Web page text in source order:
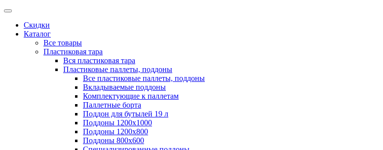
Скидки
Каталог
Все товары
Пластиковая тара
Вся пластиковая тара
Пластиковые паллеты, поддоны
Все пластиковые паллеты, поддоны
Вкладываемые поддоны
Комплектующие к паллетам
Паллетные борта
Поддон для бутылей 19 л
Поддоны 1200х1000
Поддоны 1200х800
Поддоны 800х600